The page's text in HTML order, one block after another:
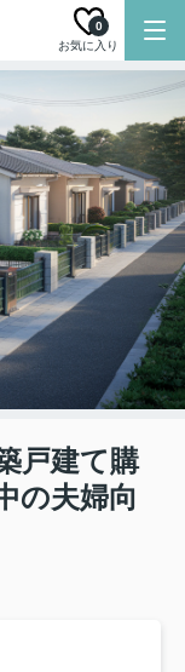
お気に入り
0
戸建て購
の夫婦向